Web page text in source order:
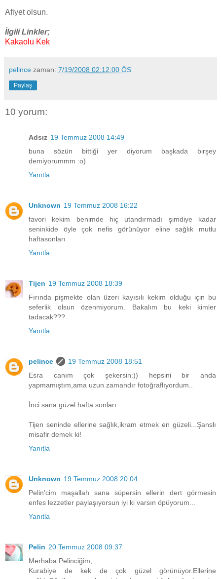
Afiyet olsun.
İlgili Linkler;
Kakaolu Kek
pelince zaman: 7/19/2008 02:12:00 ÖS
Paylaş
10 yorum:
Adsız 19 Temmuz 2008 14:49
buna sözün bittiği yer diyorum başkada birşey
demiyorummm :o)
Yanıtla
Unknown 19 Temmuz 2008 16:22
favori kekim benimde hiç utandırmadı şimdiye kadar
seninkide öyle çok nefis görünüyor eline sağlık mutlu
haftasonları
Yanıtla
Tijen 19 Temmuz 2008 18:39
Fırında pişmekte olan üzeri kayısılı kekim olduğu için bu
seferlik olsun özenmiyorum. Bakalım bu keki kimler
tadacak???
Yanıtla
pelince
19 Temmuz 2008 18:51
Esra canım çok şekersin:)) hepsini bir anda
yapmamıştım,ama uzun zamandır fotoğraflıyordum..
İnci sana güzel hafta sonları....
Tijen seninde ellerine sağlık,ikram etmek en güzeli...Şanslı
misafir demek ki!
Yanıtla
Unknown 19 Temmuz 2008 20:04
Pelin'cim maşallah sana süpersin ellerin dert görmesin
enfes lezzetler paylaşıyorsun iyi ki varsın öpüyorum...
Yanıtla
Pelin 20 Temmuz 2008 09:37
Merhaba Pelinciğim,
Kurabiye de kek de çok güzel görünüyor.Ellerine